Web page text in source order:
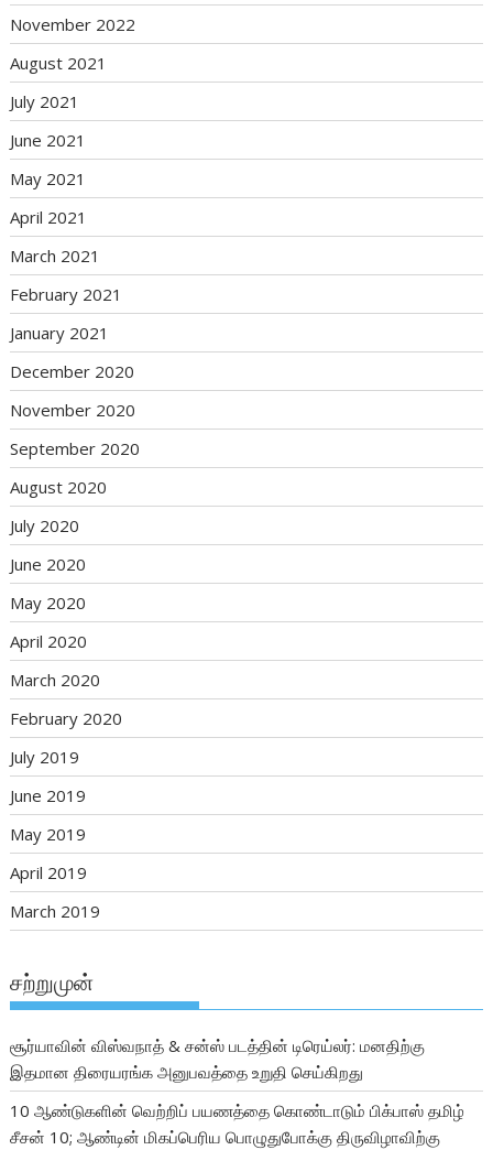
November 2022
August 2021
July 2021
June 2021
May 2021
April 2021
March 2021
February 2021
January 2021
December 2020
November 2020
September 2020
August 2020
July 2020
June 2020
May 2020
April 2020
March 2020
February 2020
July 2019
June 2019
May 2019
April 2019
March 2019
சற்றுமுன்
சூர்யாவின் விஸ்வநாத் & சன்ஸ் படத்தின் டிரெய்லர்: மனதிற்கு
இதமான திரையரங்க அனுபவத்தை உறுதி செய்கிறது
10 ஆண்டுகளின் வெற்றிப் பயணத்தை கொண்டாடும் பிக்பாஸ் தமிழ்
சீசன் 10; ஆண்டின் மிகப்பெரிய பொழுதுபோக்கு திருவிழாவிற்கு